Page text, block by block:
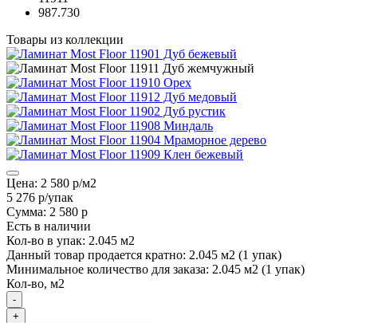
987.730
Товары из коллекции
Цена: 2 580 р/м2
5 276 р/упак
Сумма: 2 580 р
Есть в наличии
Кол-во в упак: 2.045 м2
Данный товар продается кратно: 2.045 м2 (1 упак)
Минимальное количество для заказа: 2.045 м2 (1 упак)
Кол-во, м2
-
+